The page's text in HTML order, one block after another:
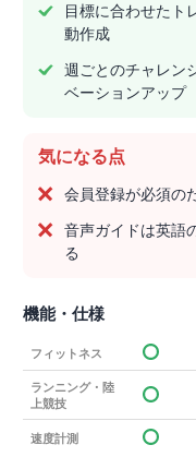
目標に合わせたト
動作成
週ごとのチャレン
ベーションアップ
気になる点
会員登録が必須の
音声ガイドは英語
る
機能・仕様
フィットネス
ランニング・陸
上競技
速度計測